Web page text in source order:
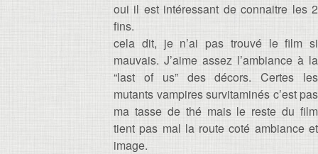
oui il est intéressant de connaitre les 2
fins.
cela dit, je n’ai pas trouvé le film si
mauvais. J’aime assez l’ambiance à la
“last of us” des décors. Certes les
mutants vampires survitaminés c’est pas
ma tasse de thé mais le reste du film
tient pas mal la route coté ambiance et
image.